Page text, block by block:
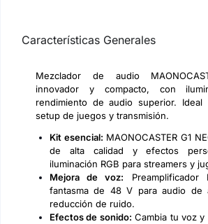
Características Generales
Mezclador de audio
innovador y compacto, con
rendimiento de audio superior. Ideal
setup de juegos y transmisión.
Kit esencial: MAONOCASTER G1
de alta calidad y efectos
iluminación RGB para streamers y
Mejora de voz:
fantasma de 48 V para audio de
reducción de ruido.
Efectos de sonido: Cambia tu voz y